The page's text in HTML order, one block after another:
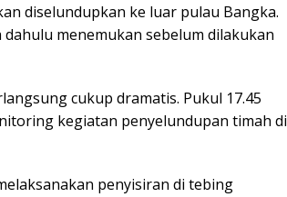
diselundupkan ke luar pulau Bangka.
menemukan sebelum dilakukan
cukup dramatis. Pukul 17.45
kegiatan penyelundupan timah di
penyisiran di tebing